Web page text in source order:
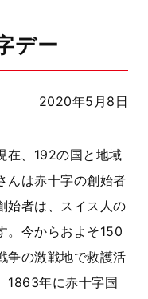
デー
2020年5月8日
在、192の国と地域
んは赤十字の創始者
始者は、スイス人の
。今からおよそ150
争の激戦地で救護活
1863年に赤十字国